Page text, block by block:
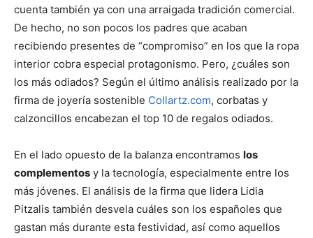
cuenta también ya con una arraigada tradición comercial.
De hecho, no son pocos los padres que acaban
recibiendo presentes de “compromiso” en los que la ropa
interior cobra especial protagonismo. Pero, ¿cuáles son
los más odiados? Según el último análisis realizado por la
firma de joyería sostenible Collartz.com, corbatas y
calzoncillos encabezan el top 10 de regalos odiados.
En el lado opuesto de la balanza encontramos los
complementos y la tecnología, especialmente entre los
más jóvenes. El análisis de la firma que lidera Lidia
Pitzalis también desvela cuáles son los españoles que
gastan más durante esta festividad, así como aquellos